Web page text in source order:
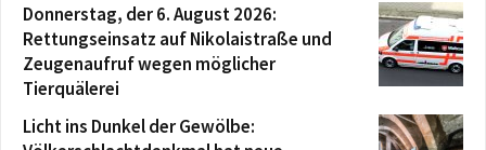
Donnerstag, der 6. August 2026:
Rettungseinsatz auf Nikolaistraße und
Zeugenaufruf wegen möglicher
Tierquälerei
Licht ins Dunkel der Gewölbe: